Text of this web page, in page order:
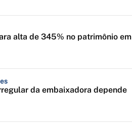
alta de 345% no patrimônio em
da embaixadora depende